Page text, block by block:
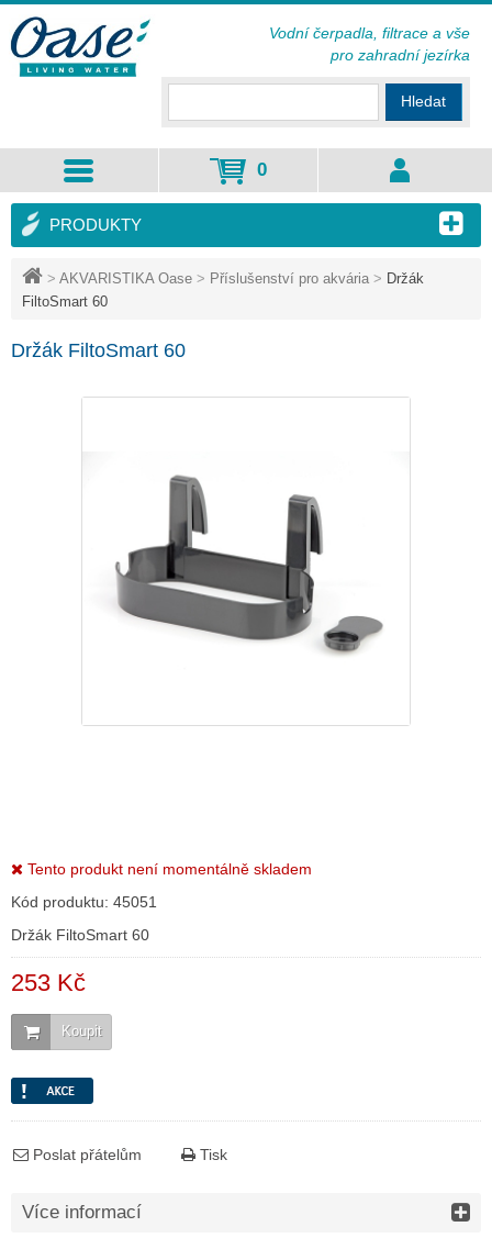
> AKVARISTIKA Oase > Příslušenství pro akvária > Držák
FiltoSmart 60
Držák FiltoSmart 60
Tento produkt není momentálně skladem
Kód produktu: 45051
Držák FiltoSmart 60
253 Kč
Koupit
Poslat přátelům Tisk
Více informací
PRODUKTY
Hledat
0
Vodní čerpadla, filtrace a vše
pro zahradní jezírka